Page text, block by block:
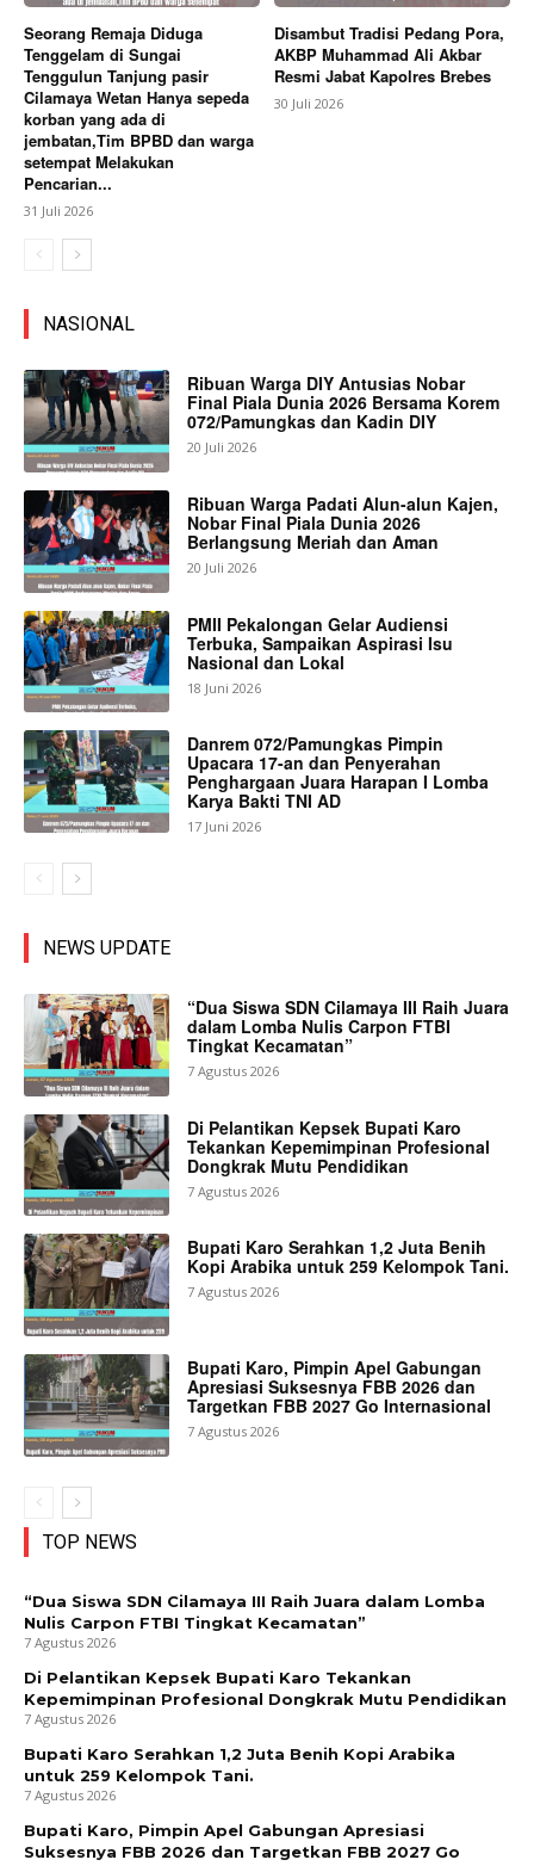
Seorang Remaja Diduga
Tenggelam di Sungai
Tenggulun Tanjung pasir
Cilamaya Wetan Hanya sepeda
korban yang ada di
jembatan,Tim BPBD dan warga
setempat Melakukan
Pencarian...
31 Juli 2026
Disambut Tradisi Pedang Pora,
AKBP Muhammad Ali Akbar
Resmi Jabat Kapolres Brebes
30 Juli 2026
NASIONAL
Ribuan Warga DIY Antusias Nobar
Final Piala Dunia 2026 Bersama Korem
072/Pamungkas dan Kadin DIY
20 Juli 2026
Ribuan Warga Padati Alun-alun Kajen,
Nobar Final Piala Dunia 2026
Berlangsung Meriah dan Aman
20 Juli 2026
PMII Pekalongan Gelar Audiensi
Terbuka, Sampaikan Aspirasi Isu
Nasional dan Lokal
18 Juni 2026
Danrem 072/Pamungkas Pimpin
Upacara 17-an dan Penyerahan
Penghargaan Juara Harapan I Lomba
Karya Bakti TNI AD
17 Juni 2026
NEWS UPDATE
“Dua Siswa SDN Cilamaya III Raih Juara
dalam Lomba Nulis Carpon FTBI
Tingkat Kecamatan”
7 Agustus 2026
Di Pelantikan Kepsek Bupati Karo
Tekankan Kepemimpinan Profesional
Dongkrak Mutu Pendidikan
7 Agustus 2026
Bupati Karo Serahkan 1,2 Juta Benih
Kopi Arabika untuk 259 Kelompok Tani.
7 Agustus 2026
Bupati Karo, Pimpin Apel Gabungan
Apresiasi Suksesnya FBB 2026 dan
Targetkan FBB 2027 Go Internasional
7 Agustus 2026
TOP NEWS
“Dua Siswa SDN Cilamaya III Raih Juara dalam Lomba
Nulis Carpon FTBI Tingkat Kecamatan”
7 Agustus 2026
Di Pelantikan Kepsek Bupati Karo Tekankan
Kepemimpinan Profesional Dongkrak Mutu Pendidikan
7 Agustus 2026
Bupati Karo Serahkan 1,2 Juta Benih Kopi Arabika
untuk 259 Kelompok Tani.
7 Agustus 2026
Bupati Karo, Pimpin Apel Gabungan Apresiasi
Suksesnya FBB 2026 dan Targetkan FBB 2027 Go